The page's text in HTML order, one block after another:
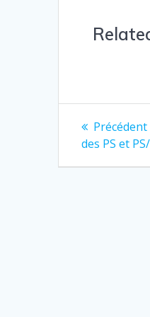
Précédent
des PS et